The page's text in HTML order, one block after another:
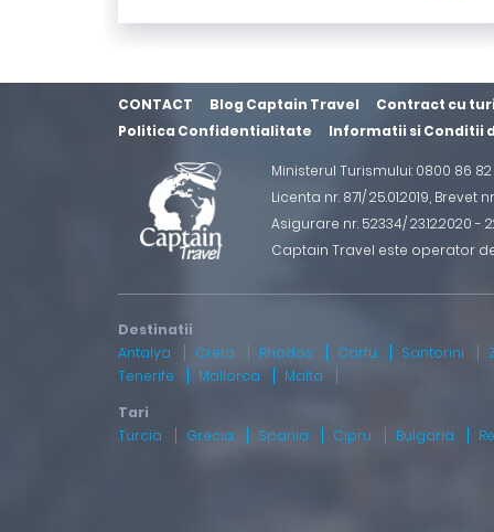
CONTACT Blog Captain Travel
Contract cu
Politica Confidentialitate
Informatii si Conditii
Ministerul Turismului: 0800 86
Licenta nr. 871/ 25.01.2019, Brevet
Asigurare nr. 52334/ 23.12.2020 -
Captain Travel este operator
Antalya Creta Rhodos Corfu Santorini
Tenerife
Mallorca Malta
Turcia Grecia Spania Cipru Bulgaria